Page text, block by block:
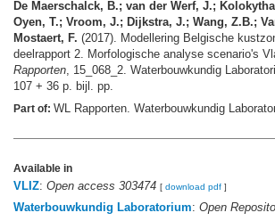
De Maerschalck, B.; van der Werf, J.;
Oyen, T.; Vroom, J.; Dijkstra, J.; Wang, Z.B.;
Mostaert, F. (2017). Modellering Belgische
deelrapport 2. Morfologische analyse scenario's
Rapporten, 15_068_2. Waterbouwkundig
107 + 36 p. bijl. pp.
Part of: WL Rapporten. Waterbouwkundig
Available in
VLIZ: Open access 303474 [ download pdf ]
Waterbouwkundig Laboratorium: Open